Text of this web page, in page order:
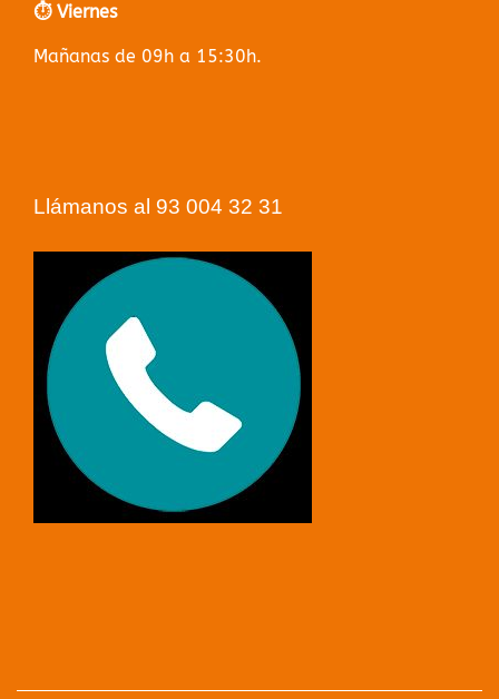
⏱️ Viernes
Mañanas de 09h a 15:30h.
Llámanos al 93 004 32 31